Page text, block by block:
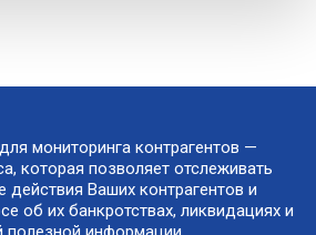
мониторинга контрагентов —
которая позволяет отслеживать
действия Ваших контрагентов и
об их банкротствах, ликвидациях и